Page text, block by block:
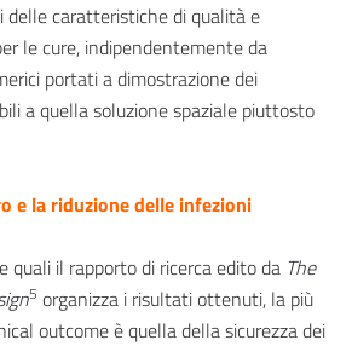
caratteristiche di qualità e
le cure, indipendentemente da
portati a dimostrazione dei
a quella soluzione spaziale piuttosto
e la riduzione delle infezioni
quali il rapporto di ricerca edito da The
5 organizza i risultati ottenuti, la più
outcome è quella della sicurezza dei